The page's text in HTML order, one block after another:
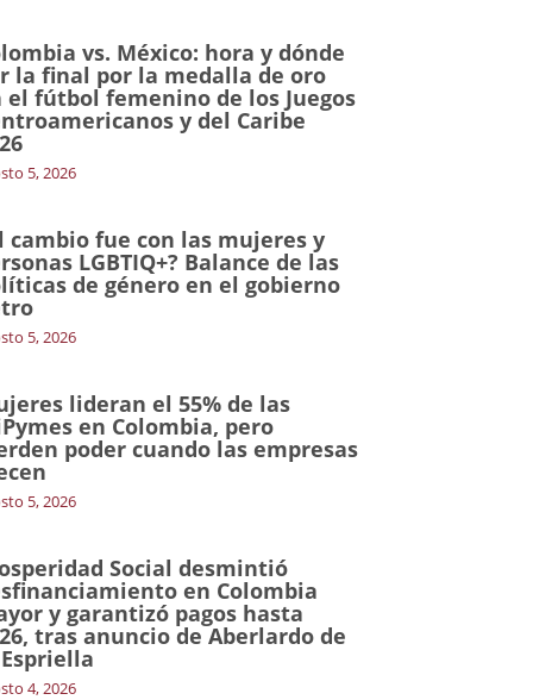
vs. México: hora y dónde
la final por la medalla de oro
el fútbol femenino de los Juegos
y del Caribe
5, 2026
cambio fue con las mujeres y
LGBTIQ+? Balance de las
de género en el gobierno
5, 2026
lideran el 55% de las
en Colombia, pero
poder cuando las empresas
5, 2026
Social desmintió
en Colombia
y garantizó pagos hasta
tras anuncio de Aberlardo de
4, 2026